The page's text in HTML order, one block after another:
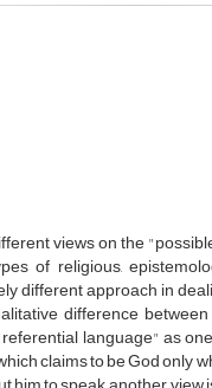
viewson the "
of religious,
differentapproachin
difference
referentiallanguage" as
claims tobeGodonly